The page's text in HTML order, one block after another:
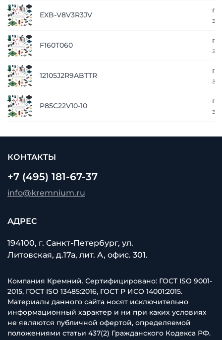
EXB-V8V3R3JV
по
F160T060
по
12105J2R9ABTTR
по
P85C22V10-10
по
КОНТАКТЫ
+7 (495) 181-67-37
info@kremnium.ru
АДРЕС
194100, г. Санкт-Петербург, ул.
Литовская, д.17а, лит. А, офис. 301.
Компания Кремний. Сертифицировано: ГОСТ ISO 9001-
2015, ГОСТ ISO 13485:2016, ГОСТ Р ИСО 14001:2015.
Материалы данного сайта носят исключительно
информационный характер и ни при каких условиях
не являются публичной офертой, определяемой
положениями статьи 437(2) Гражданского Кодекса РФ.